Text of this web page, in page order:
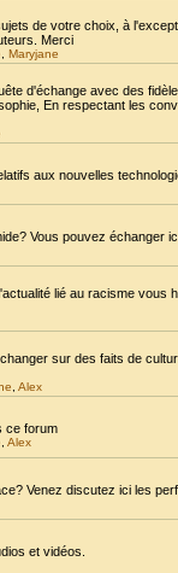
de votre choix, à
Merci
Maryjane
d'échange avec des
En respectant les
aux nouvelles
Vous pouvez échanger
lié au racisme
sur des faits de
Alex
ce forum
Alex
Venez discutez ici les
et vidéos.